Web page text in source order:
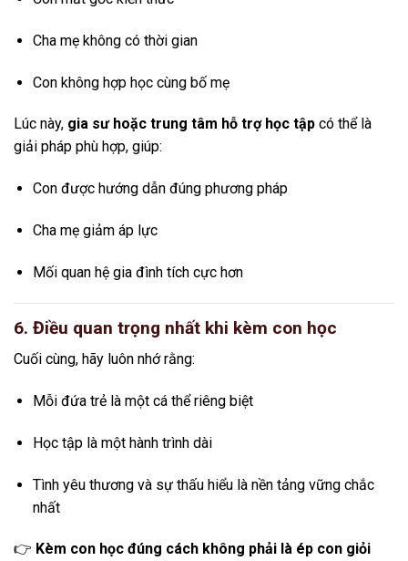
Cha mẹ không có thời gian
Con không hợp học cùng bố mẹ
Lúc này, gia sư hoặc trung tâm hỗ trợ học tập có thể là
giải pháp phù hợp, giúp:
Con được hướng dẫn đúng phương pháp
Cha mẹ giảm áp lực
Mối quan hệ gia đình tích cực hơn
6. Điều quan trọng nhất khi kèm con học
Cuối cùng, hãy luôn nhớ rằng:
Mỗi đứa trẻ là một cá thể riêng biệt
Học tập là một hành trình dài
Tình yêu thương và sự thấu hiểu là nền tảng vững chắc
nhất
👉 Kèm con học đúng cách không phải là ép con giỏi